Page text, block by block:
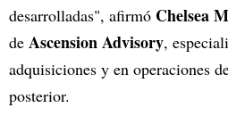
desarrolladas", afirmó Chelsea
de Ascension Advisory,
adquisiciones y en operaciones
posterior.